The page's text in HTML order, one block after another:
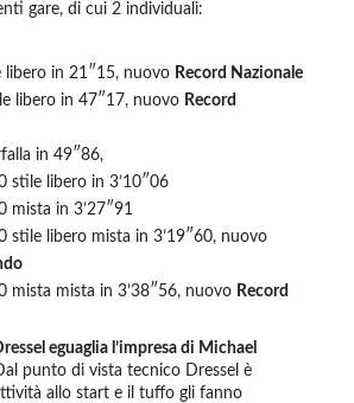
gare, di cui 2 individuali:
libero in 21″15, nuovo Record Nazionale
libero in 47″17, nuovo Record
in 49″86,
stile libero in 3’10″06
mista in 3’27″91
stile libero mista in 3’19″60, nuovo
mista mista in 3’38″56, nuovo Record
eguaglia l’impresa di Michael
punto di vista tecnico Dressel è
allo start e il tuffo gli fanno